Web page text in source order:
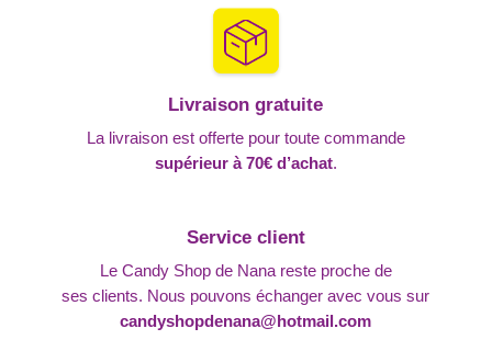
Livraison gratuite
La livraison est offerte pour toute commande
supérieur à 70€ d’achat.
Service client
Le Candy Shop de Nana reste proche de
ses clients. Nous pouvons échanger avec vous sur
candyshopdenana@hotmail.com